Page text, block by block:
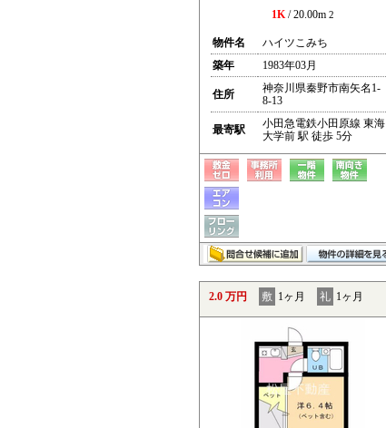
1K/ 20.00m 2
物件名
ハイツこみち
築年
1983年03月
住所
神奈川県秦野市南矢名1-
8-13
最寄駅
小田急電鉄小田原線 東海
大学前 駅 徒歩 5分
2.0 万円 敷 1ヶ月 礼 1ヶ月